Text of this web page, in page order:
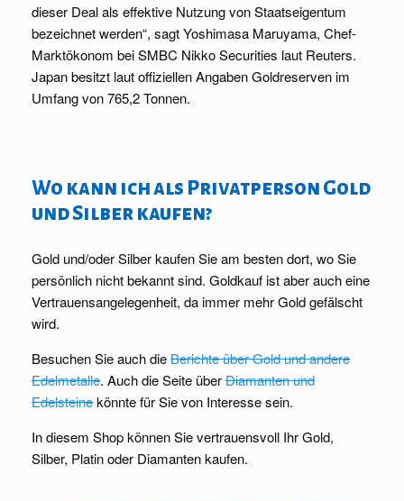
dieser Deal als effektive Nutzung von Staatseigentum
bezeichnet werden“, sagt Yoshimasa Maruyama, Chef-
Marktökonom bei SMBC Nikko Securities laut Reuters.
Japan besitzt laut offiziellen Angaben Goldreserven im
Umfang von 765,2 Tonnen.
Wo kann ich als Privatperson Gold
und Silber kaufen?
Gold und/oder Silber kaufen Sie am besten dort, wo Sie
persönlich nicht bekannt sind. Goldkauf ist aber auch eine
Vertrauensangelegenheit, da immer mehr Gold gefälscht
wird.
Besuchen Sie auch dieBerichte über Gold und andere
Edelmetalle. Auch die Seite überDiamanten und
Edelsteinekönnte für Sie von Interesse sein.
In diesem Shop können Sie vertrauensvoll Ihr Gold,
Silber, Platin oder Diamanten kaufen.